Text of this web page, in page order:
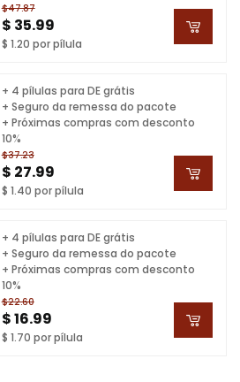
$47.87
$ 35.99
$ 1.20 por pílula
$37.23
$ 27.99
$ 1.40 por pílula
+ 4 pílulas para DE grátis
+ Seguro da remessa do pacote
+ Próximas compras com desconto
10%
$22.60
$ 16.99
$ 1.70 por pílula
+ 4 pílulas para DE grátis
+ Seguro da remessa do pacote
+ Próximas compras com desconto
10%